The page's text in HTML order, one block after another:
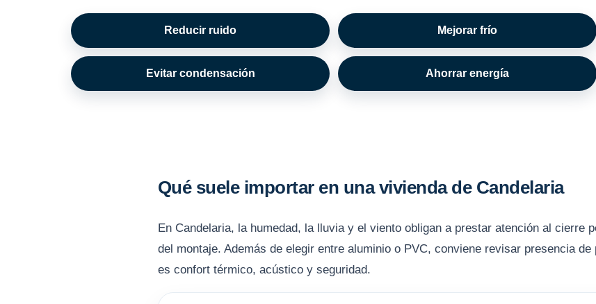
Reducir ruido Mejorar frío
Evitar condensación Ahorrar energía
Qué suele importar en una vivienda de Candelaria
En Candelaria, la humedad, la lluvia y el viento obligan a prestar atención al cierre
del montaje. Además de elegir entre aluminio o PVC, conviene revisar presencia
es confort térmico, acústico y seguridad.